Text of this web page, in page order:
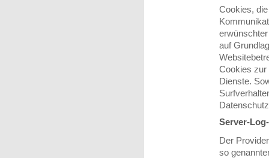
Cookies,
auf
Cookies zur
Dienste.
Server-
Der
so